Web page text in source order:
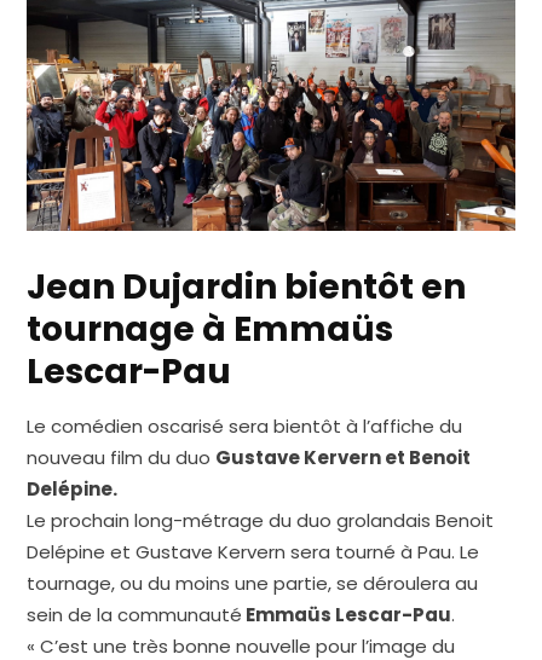
Jean Dujardin bientôt en
tournage à Emmaüs
Lescar-Pau
Le comédien oscarisé sera bientôt à l’affiche du
nouveau film du duo Gustave Kervern et Benoit
Delépine.
Le prochain long-métrage du duo grolandais Benoit
Delépine et Gustave Kervern sera tourné à Pau. Le
tournage, ou du moins une partie, se déroulera au
sein de la communauté Emmaüs Lescar-Pau.
« C’est une très bonne nouvelle pour l’image du